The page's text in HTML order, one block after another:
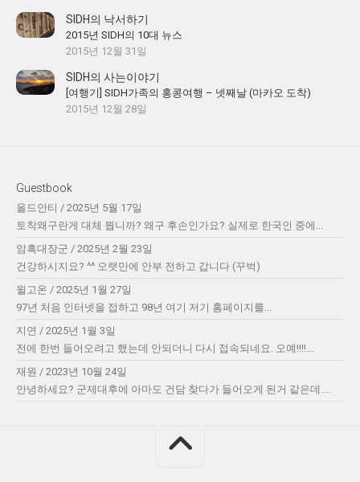
SIDH의 낙서하기
2015년 SIDH의 10대 뉴스
2015년 12월 31일
SIDH의 사는이야기
[여행기] SIDH가족의 홍콩여행 – 넷째날 (마카오 도착)
2015년 12월 28일
Guestbook
올드안티 / 2025년 5월 17일
토착왜구란게 대체 뭡니까? 왜구 후손인가요? 실제로 한국인 중에...
암흑대장군 / 2025년 2월 23일
건강하시지요? ^^ 오랫만에 안부 전하고 갑니다 (꾸벅)
윌고온 / 2025년 1월 27일
97년 처음 인터넷을 접하고 98년 여기 저기 홈페이지를...
지연 / 2025년 1월 3일
전에 한번 들어오려고 했는데 안되더니 다시 접속되네요. 오예!!!!...
재원 / 2023년 10월 24일
안녕하세요? 군제대후에 아마도 건담 찾다가 들어오게 된거 같은데....